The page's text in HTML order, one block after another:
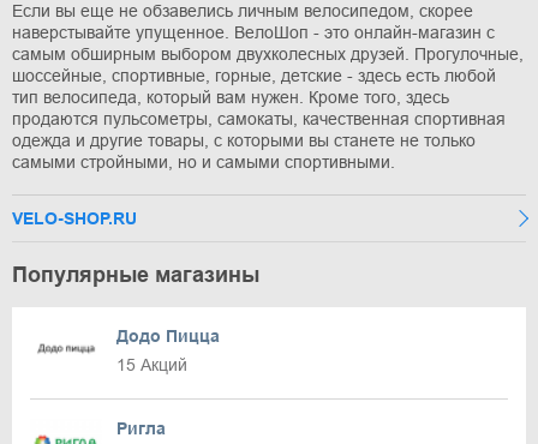
Если вы еще не обзавелись личным велосипедом, скорее
наверстывайте упущенное. ВелоШоп - это онлайн-магазин с
самым обширным выбором двухколесных друзей. Прогулочные,
шоссейные, спортивные, горные, детские - здесь есть любой
тип велосипеда, который вам нужен. Кроме того, здесь
продаются пульсометры, самокаты, качественная спортивная
одежда и другие товары, с которыми вы станете не только
самыми стройными, но и самыми спортивными.
VELO-SHOP.RU
Популярные магазины
Додо Пицца
15 Акций
Ригла